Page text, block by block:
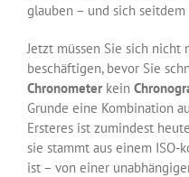
glauben – und sich
Jetzt müssen Sie sich nicht
beschäftigen, bevor Sie
Chronometer kein
Grunde eine Kombination
Ersteres ist zumindest
sie stammt aus einem ISO-
ist – von einer